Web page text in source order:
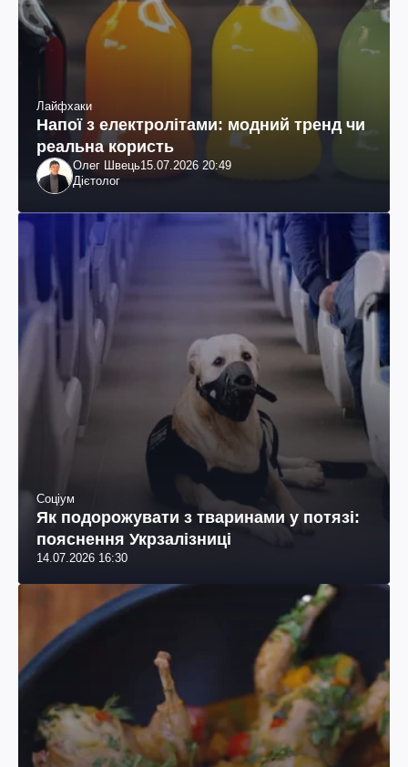
Лайфхаки
Напої з електролітами: модний тренд чи
реальна користь
Олег Швець15.07.2026 20:49
Дієтолог
Соціум
Як подорожувати з тваринами у потязі:
пояснення Укрзалізниці
14.07.2026 16:30